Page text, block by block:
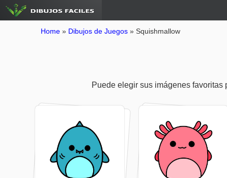
Home » Dibujos de Juegos » Squishmallow
Puede elegir sus imágenes